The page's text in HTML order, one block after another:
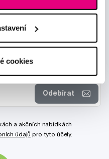
cookies
Odebírat
a akčních nabídkách
údajů pro tyto účely.